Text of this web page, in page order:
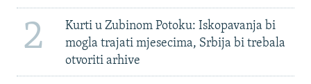
2
Kurti u Zubinom Potoku: Iskopavanja bi
mogla trajati mjesecima, Srbija bi trebala
otvoriti arhive